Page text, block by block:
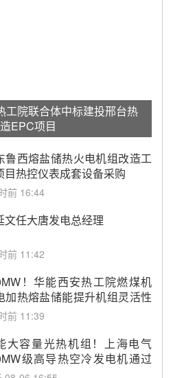
工院联合体中标建投邢台热
EPC项目
鲁西熔盐储热火电机组改造工
目热控仪表成套设备采购
前 16:44
文任大唐发电总经理
前 11:42
！华能西安热工院燃煤机
加热熔盐储能提升机组灵活性
项目初步设计第三方评审服务
前 11:39
大容量光热机组！上海电气
级高导热空冷发电机通过
试验